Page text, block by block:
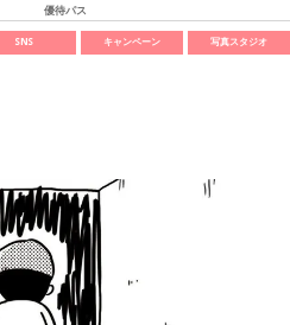
優待パス
SNS キャンペーン 写真スタジオ